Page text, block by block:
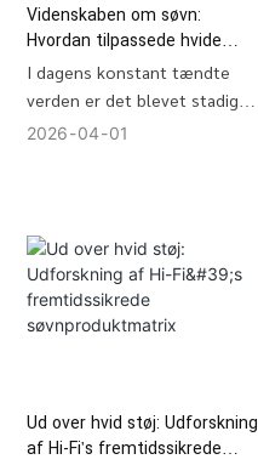
Videnskaben om søvn:
Hvordan tilpassede hvide
støjmaskiner forbedrer
søvnkvaliteten
I dagens konstant tændte
verden er det blevet stadig
vanskeligere at opnå
med miljøstøj , hvilket gør
lydkontrol til en kritisk faktor i
moderne søvnløsninger.
Det er her , skræddersyede
tilpasningsdygtige akustiske
2026 04 01
Ud over hvid støj: Udforskning
af Hi-Fi's fremtidssikrede